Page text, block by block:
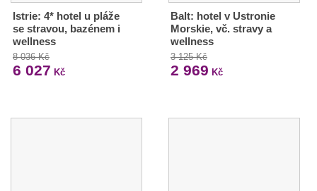
Istrie: 4* hotel u pláže
se stravou, bazénem i
wellness
8 036 Kč
6 027 Kč
Balt: hotel v Ustronie
Morskie, vč. stravy a
wellness
3 125 Kč
2 969 Kč